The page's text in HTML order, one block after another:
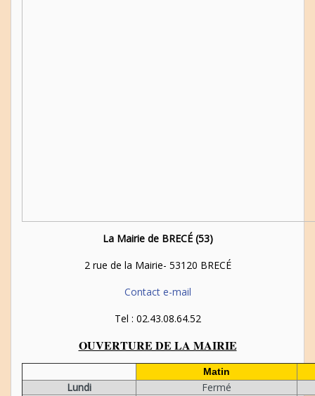
La Mairie de BRECÉ (53)
2 rue de la Mairie- 53120 BRECÉ
Contact e-mail
Tel : 02.43.08.64.52
OUVERTURE DE LA MAIRIE
Matin
Lundi Fermé